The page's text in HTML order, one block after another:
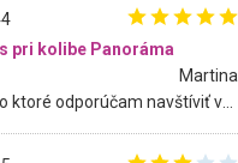
pri kolibe Panoráma
Martina